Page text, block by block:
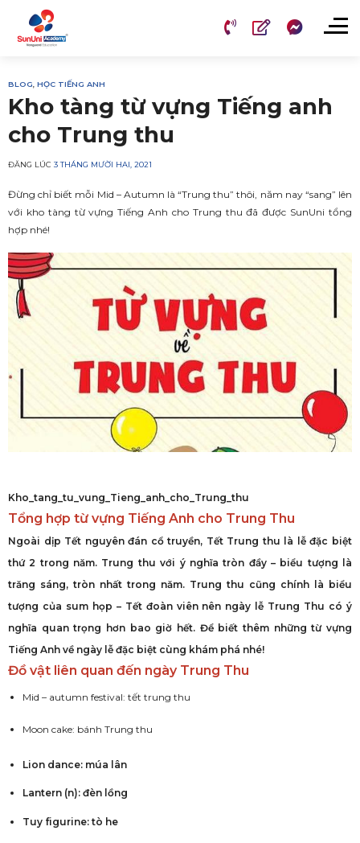
BLOG HỌC TIẾNG ANH
Kho tàng từ vựng Tiếng anh
cho Trung thu
ĐĂNG LÚC 3 THÁNG MƯỜI HAI, 2021
Đừng chỉ biết mỗi Mid – Autumn là “Trung thu” thôi, năm nay “sang” lên
với kho tàng từ vựng Tiếng Anh cho Trung thu đã được SunUni tổng
hợp nhé!
Kho_tang_tu_vung_Tieng_anh_cho_Trung_thu
Tổng hợp từ vựng Tiếng Anh cho Trung Thu
Ngoài dịp Tết nguyên đán cổ truyền, Tết Trung thu là lễ đặc biệt
thứ 2 trong năm. Trung thu với ý nghĩa tròn đầy – biểu tượng là
trăng sáng, tròn nhất trong năm. Trung thu cũng chính là biểu
tượng của sum họp – Tết đoàn viên nên ngày lễ Trung Thu có ý
nghĩa quan trọng hơn bao giờ hết. Để biết thêm những từ vựng
Tiếng Anh về ngày lễ đặc biệt cùng khám phá nhé!
Đồ vật liên quan đến ngày Trung Thu
Mid – autumn festival: tết trung thu
Moon cake: bánh Trung thu
Lion dance: múa lân
Lantern (n): đèn lồng
Tuy figurine: tò he